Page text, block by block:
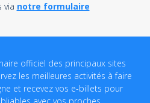
via notre formulaire
officiel des principaux sites
les meilleures activités à faire
et recevez vos e-billets pour